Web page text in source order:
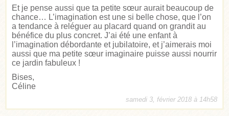
Et je pense aussi que ta petite sœur aurait beaucoup de
chance… L’imagination est une si belle chose, que l’on
a tendance à reléguer au placard quand on grandit au
bénéfice du plus concret. J’ai été une enfant à
l’imagination débordante et jubilatoire, et j’aimerais moi
aussi que ma petite sœur imaginaire puisse aussi nourrir
ce jardin fabuleux !
Bises,
Céline
samedi 3, février 2018 à 14h58